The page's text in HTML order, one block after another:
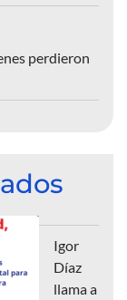
perdieron
Igor
Díaz
llama a